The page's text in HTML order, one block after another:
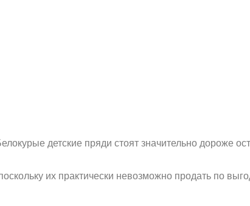
детские пряди стоят значительно дороже
их практически невозможно продать по